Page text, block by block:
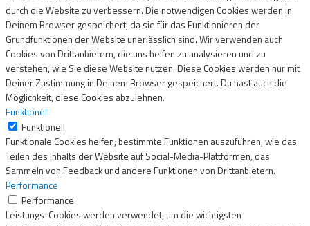
durch die Website zu verbessern. Die notwendigen Cookies werden in
Deinem Browser gespeichert, da sie für das Funktionieren der
Grundfunktionen der Website unerlässlich sind. Wir verwenden auch
Cookies von Drittanbietern, die uns helfen zu analysieren und zu
verstehen, wie Sie diese Website nutzen. Diese Cookies werden nur mit
Deiner Zustimmung in Deinem Browser gespeichert. Du hast auch die
Möglichkeit, diese Cookies abzulehnen.
Funktionell
Funktionell
Funktionale Cookies helfen, bestimmte Funktionen auszuführen, wie das
Teilen des Inhalts der Website auf Social-Media-Plattformen, das
Sammeln von Feedback und andere Funktionen von Drittanbietern.
Performance
Performance
Leistungs-Cookies werden verwendet, um die wichtigsten